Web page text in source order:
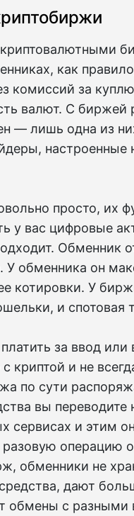
как
комиссий за
валют. С биржей
— лишь одна из
настроенные
просто, их
у вас цифровые
Обменник
У обменника он
котировки. У
и спотовая
за ввод или
криптой и не
по сути
вы
сервисах и этим
операцию
обменники не
дают
обмены с разными